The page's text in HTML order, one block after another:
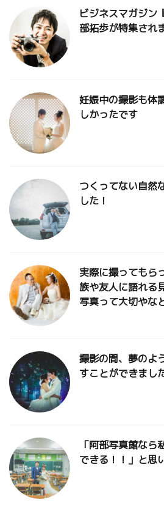
ビジネスマガジン
部拓歩が特集され
妊娠中の撮影も体
しかったです
つくってない自然
した！
実際に撮ってもら
族や友人に語れる
写真って大切やな
撮影の間、夢のよ
すことができまし
「阿部写真館なら
できる！！」と思